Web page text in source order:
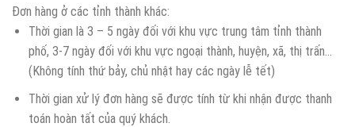
Đơn hàng ở các tỉnh thành khác:
Thời gian là 3 – 5 ngày đối với khu vực trung tâm tỉnh thành
phố, 3-7 ngày đối với khu vực ngoại thành, huyện, xã, thị trấn…
(Không tính thứ bảy, chủ nhật hay các ngày lễ tết)
Thời gian xử lý đơn hàng sẽ được tính từ khi nhận được thanh
toán hoàn tất của quý khách.